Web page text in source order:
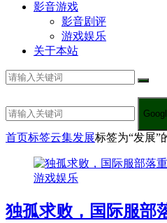
影音游戏
影音剧评
游戏娱乐
关于本站
首页标签云集发展标签为“发展”
游戏娱乐
独孤求败，国际服部